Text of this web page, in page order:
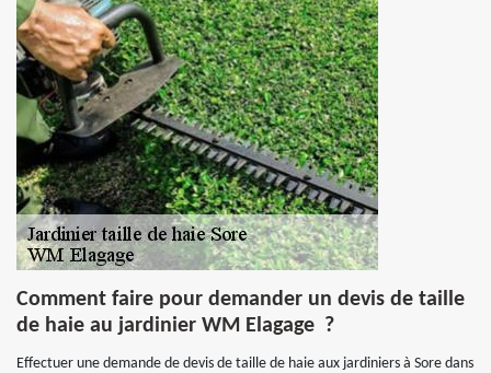
Comment faire pour demander un devis de taille
de haie au jardinier WM Elagage ?
Effectuer une demande de devis de taille de haie aux jardiniers à Sore dans